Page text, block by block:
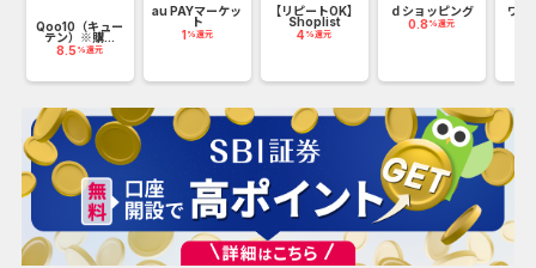
数万セットが毎年完売しています。人気柄は即完売も。
Qoo10（キュー
テン）※購...
8.5 %還元
au PAYマーケッ
ト
1 %還元
【リピートOK】
Shoplist
4 %還元
ｄショッピング
0.8 %還元
ワッ